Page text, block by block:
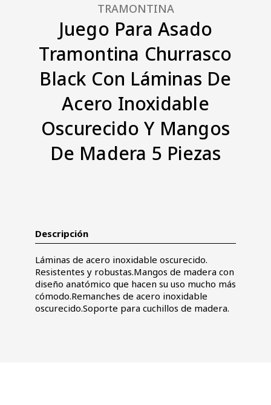
TRAMONTINA
Juego Para Asado
Tramontina Churrasco
Black Con Láminas De
Acero Inoxidable
Oscurecido Y Mangos
De Madera 5 Piezas
Descripción
Láminas de acero inoxidable oscurecido.
Resistentes y robustas.Mangos de madera con
diseño anatómico que hacen su uso mucho más
cómodo.Remanches de acero inoxidable
oscurecido.Soporte para cuchillos de madera.